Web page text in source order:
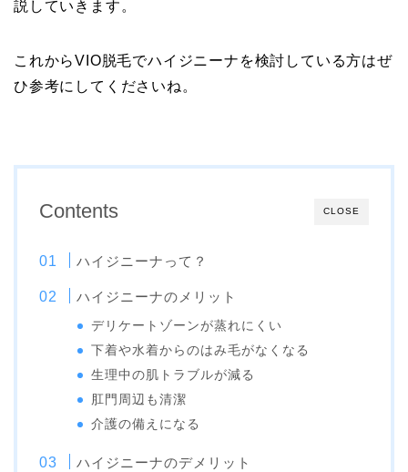
説していきます。
これからVIO脱毛でハイジニーナを検討している方はぜ
ひ参考にしてくださいね。
CLOSE
Contents
ハイジニーナって？
ハイジニーナのメリット
デリケートゾーンが蒸れにくい
下着や水着からのはみ毛がなくなる
生理中の肌トラブルが減る
肛門周辺も清潔
介護の備えになる
ハイジニーナのデメリット